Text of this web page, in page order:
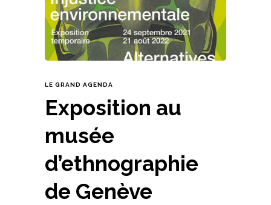
LE GRAND AGENDA
Exposition au
musée
d’ethnographie
de Genève